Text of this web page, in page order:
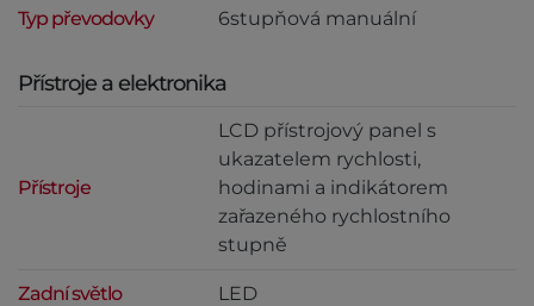
Typ převodovky 6stupňová manuální
Přístroje a elektronika
Přístroje
LCD přístrojový panel s
ukazatelem rychlosti,
hodinami a indikátorem
zařazeného rychlostního
stupně
Zadní světlo LED